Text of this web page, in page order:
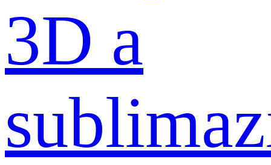
3D a